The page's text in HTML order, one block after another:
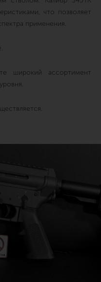
что позволяет
применения.
широкий ассортимент